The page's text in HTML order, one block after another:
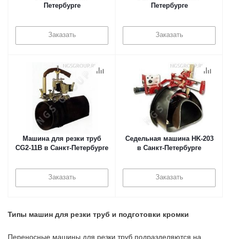
Петербурге
Заказать
Петербурге
Заказать
Машина для резки труб
CG2-11B в Санкт-Петербурге
Заказать
Седельная машина HK-203
в Санкт-Петербурге
Заказать
Типы машин для резки труб и подготовки кромки
Переносные машины для резки труб подразделяются на